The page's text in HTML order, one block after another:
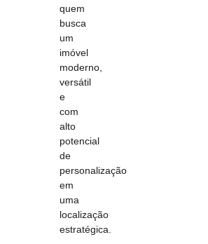
quem
busca
um
imóvel
moderno,
versátil
e
com
alto
potencial
de
personalização
em
uma
localização
estratégica.